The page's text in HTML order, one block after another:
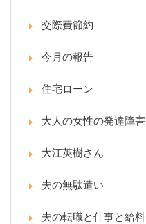
交際費節約
今月の報告
住宅ローン
大人の女性の発達障害
大江英樹さん
夫の無駄遣い
夫の転職と仕事と給料